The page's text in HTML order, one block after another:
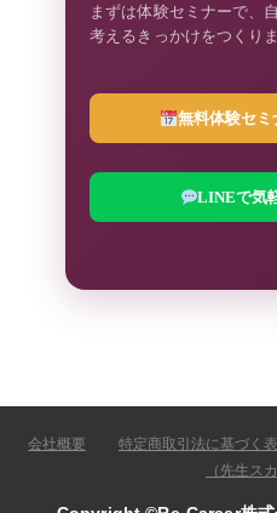
まずは体験セミナーで、
考えるきっかけをつくり
無料体験セミ
LINEで気
会社概要 特定商取引法に基づく
（先生ス